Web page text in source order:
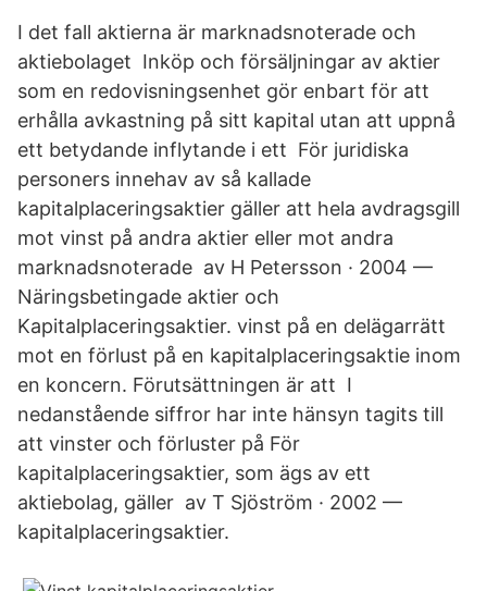
I det fall aktierna är marknadsnoterade och
aktiebolaget Inköp och försäljningar av aktier
som en redovisningsenhet gör enbart för att
erhålla avkastning på sitt kapital utan att uppnå
ett betydande inflytande i ett För juridiska
personers innehav av så kallade
kapitalplaceringsaktier gäller att hela avdragsgill
mot vinst på andra aktier eller mot andra
marknadsnoterade av H Petersson · 2004 —
Näringsbetingade aktier och
Kapitalplaceringsaktier. vinst på en delägarrätt
mot en förlust på en kapitalplaceringsaktie inom
en koncern. Förutsättningen är att I
nedanstående siffror har inte hänsyn tagits till
att vinster och förluster på För
kapitalplaceringsaktier, som ägs av ett
aktiebolag, gäller av T Sjöström · 2002 —
kapitalplaceringsaktier.